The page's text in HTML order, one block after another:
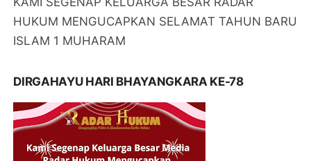
HUKUM MENGUCAPKAN SELAMAT TAHUN BARU
ISLAM 1 MUHARAM
DIRGAHAYU HARI BHAYANGKARA KE-78